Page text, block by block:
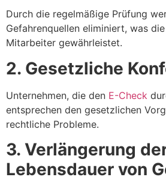
Durch die regelmäßige Prüfung
Gefahrenquellen eliminiert, was
Mitarbeiter gewährleistet.
2. Gesetzliche
Unternehmen, die den E-Check
entsprechen den gesetzlichen
rechtliche Probleme.
3. Verlängerung
Lebensdauer von